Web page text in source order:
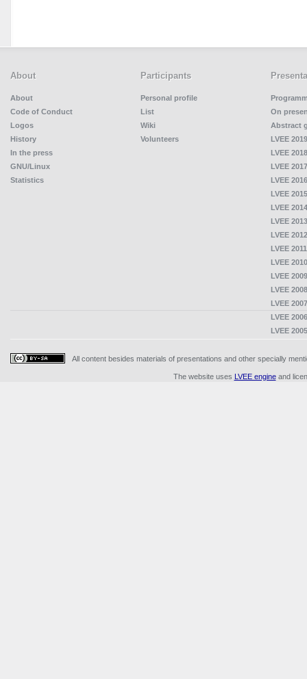
About
About
Code of Conduct
Logos
History
In the press
GNU/Linux
Statistics
Participants
Personal profile
List
Wiki
Volunteers
On
Abstract
LVEE
LVEE
LVEE
LVEE
LVEE
LVEE
LVEE
LVEE
LVEE
LVEE
LVEE
LVEE
LVEE
LVEE
LVEE
All content besides materials of presentations and other specially
The website uses LVEE engineand